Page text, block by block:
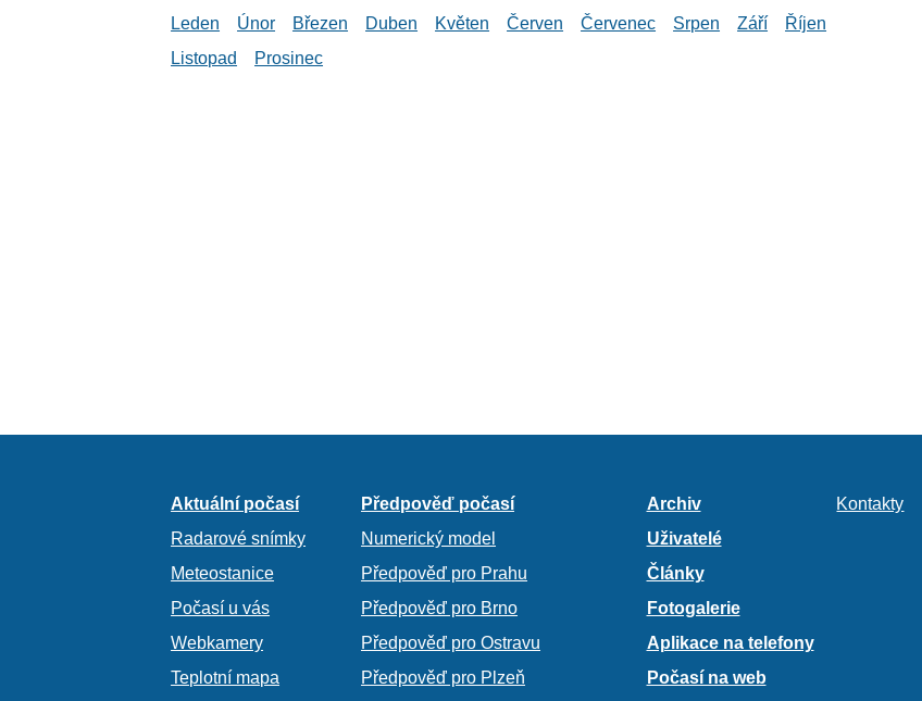
Leden Únor Březen Duben Květen Červen Červenec Srpen Září
Říjen
Listopad
Prosinec
Aktuální počasí
Radarové snímky
Meteostanice
Počasí u vás
Webkamery
Teplotní mapa
Předpověď počasí
Numerický model
Předpověď pro Prahu
Předpověď pro Brno
Předpověď pro Ostravu
Předpověď pro Plzeň
Archiv
Uživatelé
Články
Fotogalerie
Aplikace na telefony
Počasí na web
Kontakty